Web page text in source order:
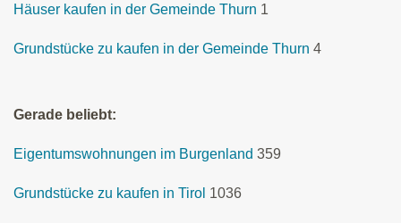
Häuser kaufen in der Gemeinde Thurn 1
Grundstücke zu kaufen in der Gemeinde Thurn 4
Gerade beliebt:
Eigentumswohnungen im Burgenland 359
Grundstücke zu kaufen in Tirol 1036